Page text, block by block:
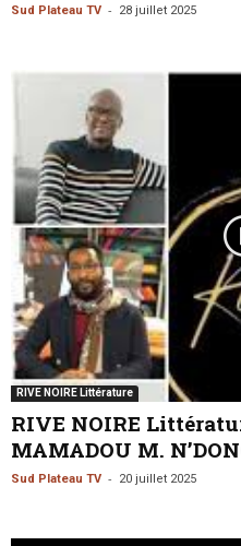
Sud Plateau TV - 28 juillet 2025
RIVE NOIRE Littérature
RIVE NOIRE
MAMADOU M.
Sud Plateau TV - 20 juillet 2025